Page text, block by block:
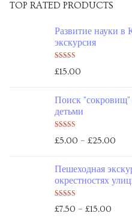
TOP RATED PRODUCTS
Развитие науки в
экскурсия
Оценка
5.00из 5
£15.00
Поиск "сокровищ"
детьми
Оценка
5.00из 5
£5.00 – £25.00
Пешеходная
окрестностях
Оценка
5.00из 5
£7.50 – £15.00